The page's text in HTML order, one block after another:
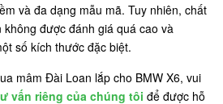
và đa dạng mẫu mã. Tuy nhiên, chất
được đánh giá quá cao và
số kích thước đặc biệt.
mâm Đài Loan lắp cho BMW X6, vui
vấn riêng của chúng tôi để được hỗ